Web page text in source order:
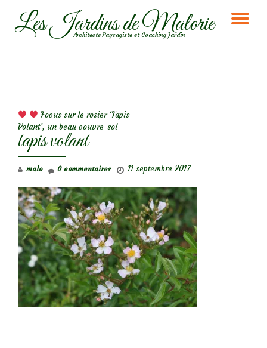
AllerLes Jardins de Malorie
Architecte Paysagiste et Coaching Jardin
Focus sur le rosier ‘Tapis
Volant’, un beau couvre-sol
tapis volant
malo 11 septembre 2017
0 commentaires